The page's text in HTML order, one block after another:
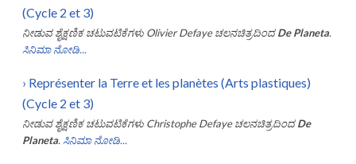
(Cycle 2 et 3)
ನೀಡುವ ಶೈಕ್ಷಣಿಕ ಚಟುವಟಿಕೆಗಳು Olivier Defaye ಚಲನಚಿತ್ರದಿಂದ De Planeta.
ಸಿನಿಮಾ ನೋಡಿ...
› Représenter la Terre et les planètes (Arts plastiques)
(Cycle 2 et 3)
ನೀಡುವ ಶೈಕ್ಷಣಿಕ ಚಟುವಟಿಕೆಗಳು Christophe Defaye ಚಲನಚಿತ್ರದಿಂದ De
Planeta. ಸಿನಿಮಾ ನೋಡಿ...